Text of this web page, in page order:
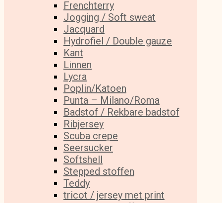
Frenchterry
Jogging / Soft sweat
Jacquard
Hydrofiel / Double gauze
Kant
Linnen
Lycra
Poplin/Katoen
Punta – Milano/Roma
Badstof / Rekbare badstof
Ribjersey
Scuba crepe
Seersucker
Softshell
Stepped stoffen
Teddy
tricot / jersey met print